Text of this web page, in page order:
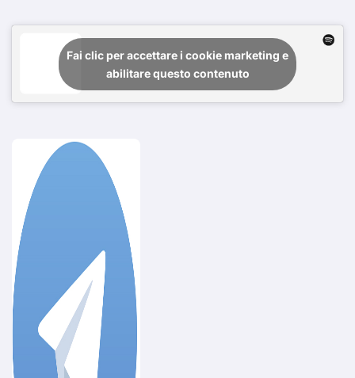
Fai clic per accettare i cookie marketing e
abilitare questo contenuto